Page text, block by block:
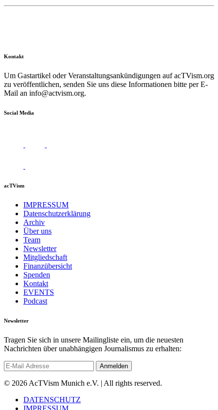
Kontakt
Um Gastartikel oder Veranstaltungsankündigungen auf acTVism.org
zu veröffentlichen, senden Sie uns diese Informationen bitte per E-
Mail an info@actvism.org.
Social Media
acTVism
IMPRESSUM
Datenschutzerklärung
Archiv
Über uns
Team
Newsletter
Mitgliedschaft
Finanzübersicht
Spenden
Kontakt
EVENTS
Podcast
Newsletter
Tragen Sie sich in unsere Mailingliste ein, um die neuesten
Nachrichten über unabhängigen Journalismus zu erhalten:
© 2026 AcTVism Munich e.V. | All rights reserved.
DATENSCHUTZ
IMPRESSUM